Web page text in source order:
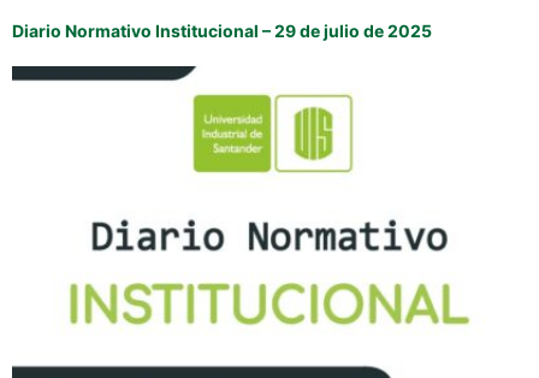
Diario Normativo Institucional – 29 de julio de 2025